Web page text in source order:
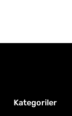
Kategoriler